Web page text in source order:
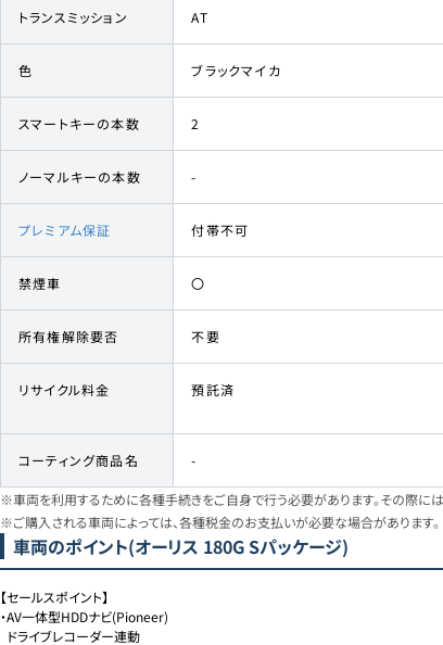
トランスミッション AT
色 ブラックマイカ
スマートキーの本数 2
ノーマルキーの本数 -
プレミアム保証 付帯不可
禁煙車 〇
所有権解除要否 不要
リサイクル料金 預託済
コーティング商品名 -
※車両を利用するために各種手続きをご自身で行う必要があります。その際には
※ご購入される車両によっては、各種税金のお支払いが必要な場合があります。
車両のポイント(オーリス 180G Sパッケージ)
【セールスポイント】
・AV一体型HDDナビ(Pioneer)